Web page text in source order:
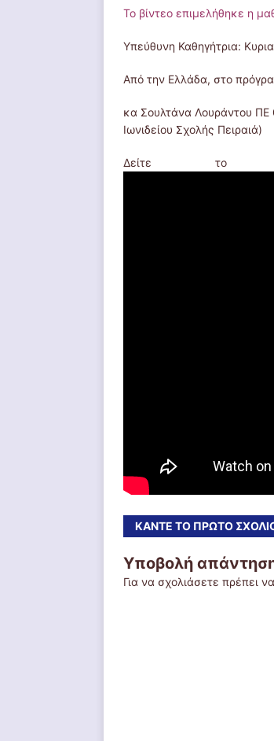
Το βίντεο επιμελήθηκε η
Yπεύθυνη Καθηγήτρια:
Από την Ελλάδα, στο
κα Σουλτάνα Λουράντου ΠΕ
Ιωνιδείου Σχολής Πειραιά)
Δείτε
ΚΆΝΤΕ ΤΟ ΠΡΏΤΟ
Υποβολή
Για να σχολιάσετε πρέπει να